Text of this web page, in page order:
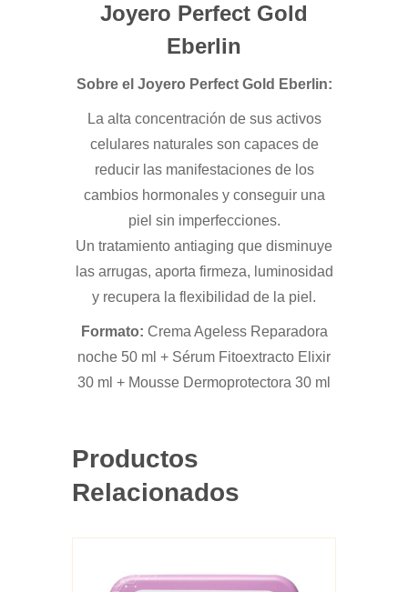
Joyero Perfect Gold
Eberlin
Sobre el Joyero Perfect Gold Eberlin:
La alta concentración de sus activos
celulares naturales son capaces de
reducir las manifestaciones de los
cambios hormonales y conseguir una
piel sin imperfecciones.
Un tratamiento antiaging que disminuye
las arrugas, aporta firmeza, luminosidad
y recupera la flexibilidad de la piel.
Formato: Crema Ageless Reparadora
noche 50 ml + Sérum Fitoextracto Elixir
30 ml + Mousse Dermoprotectora 30 ml
Productos
Relacionados